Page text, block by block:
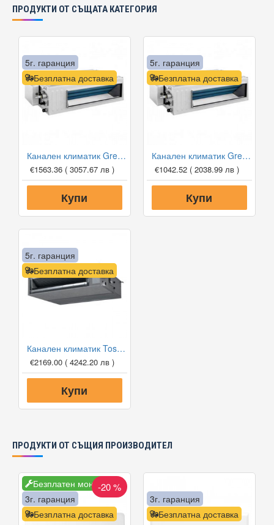
ПРОДУКТИ ОТ СЪЩАТА КАТЕГОРИЯ
Безплатна доставка
5г. гаранция
Канален климатик Gree GUD71PH1-A/GUD71W1-NhA-S, 24 000 BTU, Клас A++
€1563.36 ( 3057.67 лв )
Купи
Безплатна доставка
5г. гаранция
Канален климатик Gree GUD35P1/GUD35W1-NhA-S, 12 000 BTU, Клас A++
€1042.52 ( 2038.99 лв )
Купи
Безплатна доставка
5г. гаранция
Канален климатик Toshiba RAV-RM301SDT-E/RAV-GM301ATP-E Digital Inverter, 9 000 BTU, Клас А++
€2169.00 ( 4242.20 лв )
Купи
ПРОДУКТИ ОТ СЪЩИЯ ПРОИЗВОДИТЕЛ
Безплатен монтаж
Безплатна доставка
3г. гаранция
-20 %
Безплатна доставка
3г. гаранция